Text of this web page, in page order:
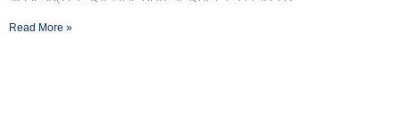
Read More »